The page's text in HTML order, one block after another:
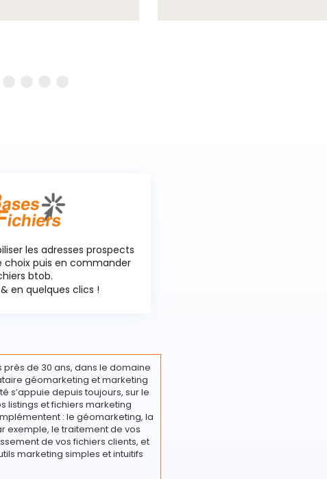
les adresses prospects
choix puis en commander
btob.
en quelques clics !
de 30 ans, dans le domaine
géomarketing et marketing
s’appuie depuis toujours, sur le
listings et fichiers marketing
: le géomarketing, la
exemple, le traitement de vos
de vos fichiers clients, et
marketing simples et intuitifs